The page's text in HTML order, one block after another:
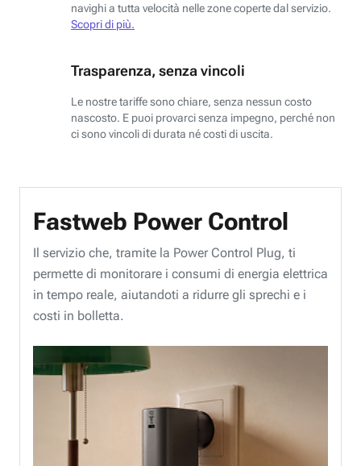
navighi a tutta velocità nelle zone coperte dal servizio.
Scopri di più.
Trasparenza, senza vincoli
Le nostre tariffe sono chiare, senza nessun costo
nascosto. E puoi provarci senza impegno, perché non
ci sono vincoli di durata né costi di uscita.
Fastweb Power Control
Il servizio che, tramite la Power Control Plug, ti
permette di monitorare i consumi di energia elettrica
in tempo reale, aiutandoti a ridurre gli sprechi e i
costi in bolletta.